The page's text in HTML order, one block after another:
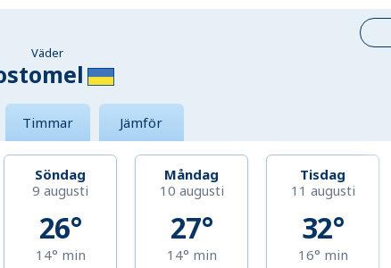
Väder
Timmar Jämför
Söndag
9 augusti
26°
14° min
Måndag
10 augusti
27°
14° min
Tisdag
11 augusti
32°
16° min